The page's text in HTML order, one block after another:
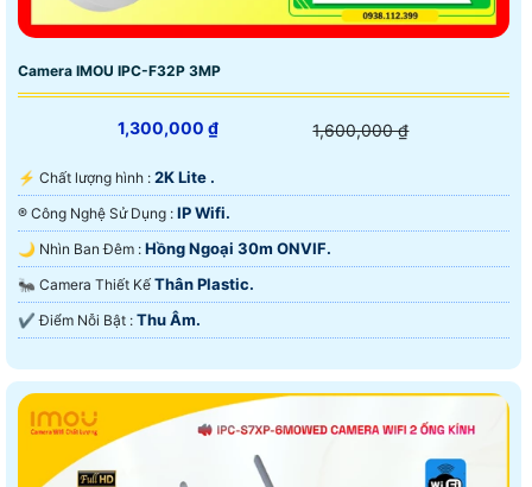
Camera IMOU IPC-F32P 3MP
1,300,000 ₫ 1,600,000 ₫
️⚡ Chất lượng hình : 2K Lite .
®️ Công Nghệ Sử Dụng : IP Wifi.
🌙 Nhìn Ban Đêm : Hồng Ngoại 30m ONVIF.
🐜 Camera Thiết Kế Thân Plastic.
️✔️ Điểm Nỗi Bật : Thu Âm.